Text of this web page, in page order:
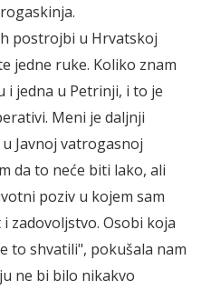
postrojbi u Hrvatskoj
jedne ruke. Koliko znam
jedna u Petrinji, i to je
Meni je daljnji
Javnoj vatrogasnoj
da to neće biti lako, ali
poziv u kojem sam
zadovoljstvo. Osobi koja
to shvatili", pokušala nam
ne bi bilo nikakvo